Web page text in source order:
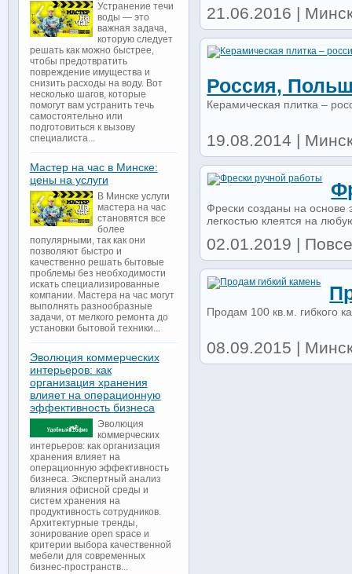
21.06.2016 |
Россия,
Керамическая плитка –
19.08.2014 |
Фрески созданы на основе
легкостью клеятся на
02.01.2019 |
Продам 100 кв.м. гибкого
08.09.2015 |
Устранение течи
воды — это
важная задача,
которую следует
решать как можно быстрее,
чтобы предотвратить
повреждение имущества и
снизить расходы на воду. Вот
несколько шагов, которые
помогут вам устранить течь
самостоятельно или
подготовиться к вызову
специалиста...
Мастер на час в Минске:
цены на услуги
В Минске услуги
мастера на час
становятся все
более
популярными, так как они
позволяют быстро и
качественно решать бытовые
проблемы без необходимости
искать специализированные
компании. Мастера на час могут
выполнять разнообразные
задачи, от мелкого ремонта до
установки бытовой техники...
Эволюция коммерческих
интерьеров: как
организация хранения
влияет на операционную
эффективность бизнеса
Эволюция
коммерческих
интерьеров: как организация
хранения влияет на
операционную эффективность
бизнеса. Экспертный анализ
влияния офисной среды и
систем хранения на
продуктивность сотрудников.
Архитектурные тренды,
зонирование open space и
критерии выбора качественной
мебели для современных
бизнес-пространств...